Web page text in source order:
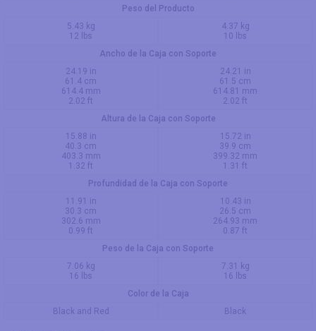
Peso del Producto
5.43 kg
12 lbs
4.37 kg
10 lbs
Ancho de la Caja con Soporte
24.19 in
61.4 cm
614.4 mm
2.02 ft
24.21 in
61.5 cm
614.81 mm
2.02 ft
Altura de la Caja con Soporte
15.88 in
40.3 cm
403.3 mm
1.32 ft
15.72 in
39.9 cm
399.32 mm
1.31 ft
Profundidad de la Caja con Soporte
11.91 in
30.3 cm
302.6 mm
0.99 ft
10.43 in
26.5 cm
264.93 mm
0.87 ft
Peso de la Caja con Soporte
7.06 kg
16 lbs
7.31 kg
16 lbs
Color de la Caja
Black and Red
Black